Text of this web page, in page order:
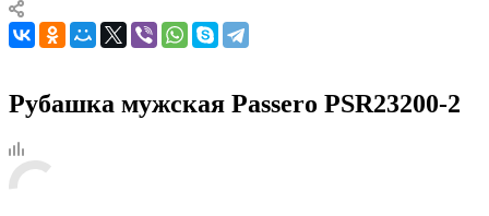
Рубашка мужская Passero PSR23200-2